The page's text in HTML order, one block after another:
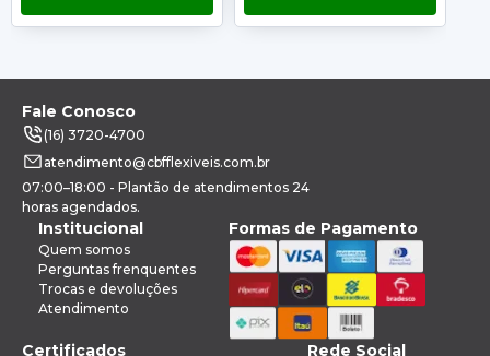
Fale Conosco
(16) 3720-4700
atendimento@cbfflexiveis.com.br
07:00–18:00 - Plantão de atendimentos 24
horas agendados.
Institucional
Quem somos
Perguntas frenquentes
Trocas e devoluções
Atendimento
Formas de Pagamento
Certificados Rede Social